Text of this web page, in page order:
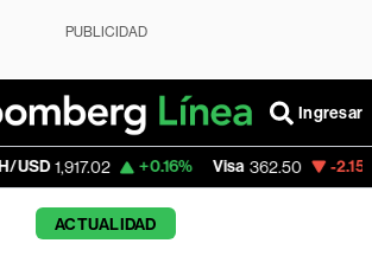
PUBLICIDAD
Ingresar
+0.16% Visa 362.50 -2.15% MercadoLibre
ACTUALIDAD